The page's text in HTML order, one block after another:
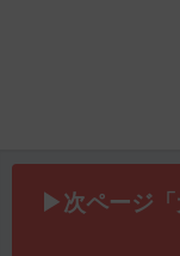
▶次ページ